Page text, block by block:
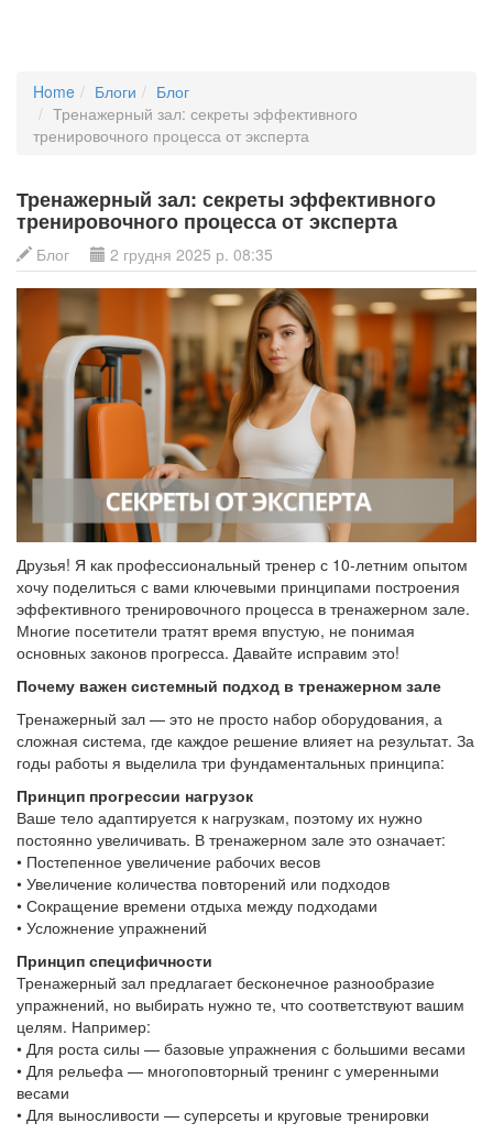
Home Блоги
Блог
Тренажерный зал: секреты эффективного
тренировочного процесса от эксперта
Тренажерный зал: секреты эффективного
тренировочного процесса от эксперта
Блог 2 грудня 2025 р. 08:35
Друзья! Я как профессиональный тренер с 10-летним опытом
хочу поделиться с вами ключевыми принципами построения
эффективного тренировочного процесса в тренажерном зале.
Многие посетители тратят время впустую, не понимая
основных законов прогресса. Давайте исправим это!
Почему важен системный подход в тренажерном зале
Тренажерный зал — это не просто набор оборудования, а
сложная система, где каждое решение влияет на результат. За
годы работы я выделила три фундаментальных принципа:
Принцип прогрессии нагрузок
Ваше тело адаптируется к нагрузкам, поэтому их нужно
постоянно увеличивать. В тренажерном зале это означает:
• Постепенное увеличение рабочих весов
• Увеличение количества повторений или подходов
• Сокращение времени отдыха между подходами
• Усложнение упражнений
Принцип специфичности
Тренажерный зал предлагает бесконечное разнообразие
упражнений, но выбирать нужно те, что соответствуют вашим
целям. Например:
• Для роста силы — базовые упражнения с большими весами
• Для рельефа — многоповторный тренинг с умеренными
весами
• Для выносливости — суперсеты и круговые тренировки